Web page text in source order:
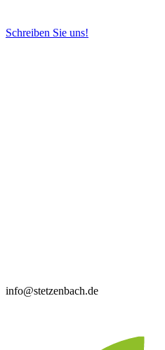
Schreiben Sie uns!
info@stetzenbach.de